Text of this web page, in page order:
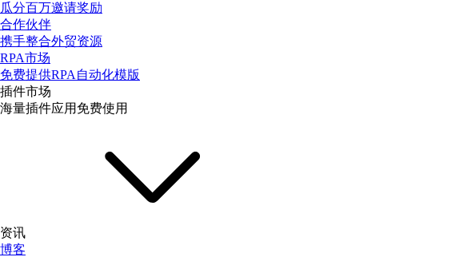
瓜分百万邀请奖励
合作伙伴
携手整合外贸资源
RPA市场
免费提供RPA自动化模版
插件市场
海量插件应用免费使用
资讯
博客